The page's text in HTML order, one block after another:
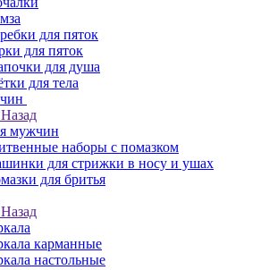
для пяток
для пяток
для душа
для тела
Назад
мужчин
наборы с помазком
для стрижки в носу и ушах
для бритья
Назад
карманные
настольные